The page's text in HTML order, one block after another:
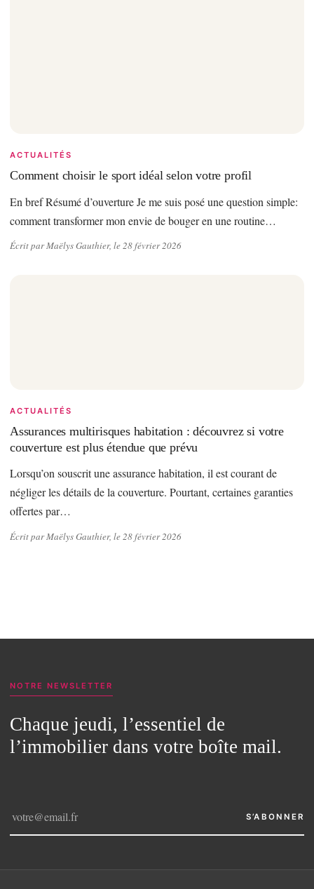
ACTUALITÉS
Comment choisir le sport idéal selon votre profil
En bref Résumé d’ouverture Je me suis posé une question simple:
comment transformer mon envie de bouger en une routine…
Écrit par Maëlys Gauthier, le 28 février 2026
ACTUALITÉS
Assurances multirisques habitation : découvrez si votre
couverture est plus étendue que prévu
Lorsqu’on souscrit une assurance habitation, il est courant de
négliger les détails de la couverture. Pourtant, certaines garanties
offertes par…
Écrit par Maëlys Gauthier, le 28 février 2026
NOTRE NEWSLETTER
Chaque jeudi, l’essentiel de
l’immobilier dans votre boîte mail.
S’ABONNER